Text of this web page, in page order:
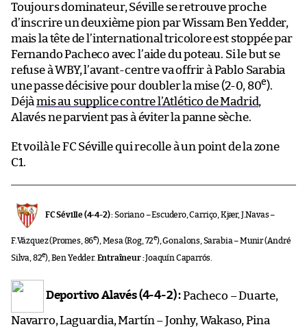
Toujours dominateur, Séville se retrouve proche
d’inscrire un deuxième pion par Wissam Ben Yedder,
mais la tête de l’international tricolore est stoppée par
Fernando Pacheco avec l’aide du poteau. Si le but se
refuse à WBY, l’avant-centre va offrir à Pablo Sarabia
une passe décisive pour doubler la mise (2-0, 80e).
Déjàmis au supplice contre l’Atlético de Madrid,
Alavés ne parvient pas à éviter la panne sèche.
Et voilà le FC Séville qui recolle à un point de la zone
C1.
FC Séville (4-4-2) :Soriano – Escudero, Carriço, Kjær, J.Navas –
F.Vázquez (Promes, 86e), Mesa (Rog, 72e), Gonalons, Sarabia – Munir (André
Silva, 82e), Ben Yedder. Entraîneur :Joaquín Caparrós.
Deportivo Alavés (4-4-2) :Pacheco – Duarte,
Navarro, Laguardia, Martín – Jonhy, Wakaso, Pina